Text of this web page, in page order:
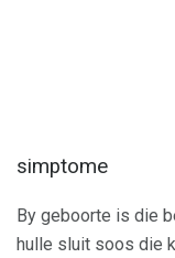
simptome
By geboorte is die
hulle sluit soos die